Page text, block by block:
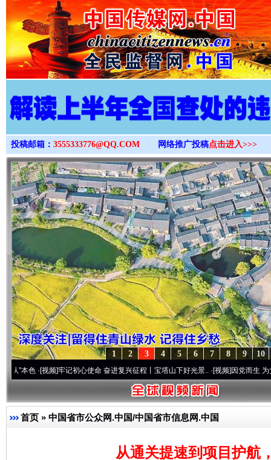
>
投稿邮箱： 3555333776@QQ.COM 网络推广投稿点击进入>>>
10
9
8
7
6
5
4
3
2
1
频]牢记初心使命 奋进复兴征程丨宝塔山下好光景..·[视频]因党而生 为党而战——
首页 » 中国省市公众网.中国/中国省市信息网.中国
从通关提速到项目护航